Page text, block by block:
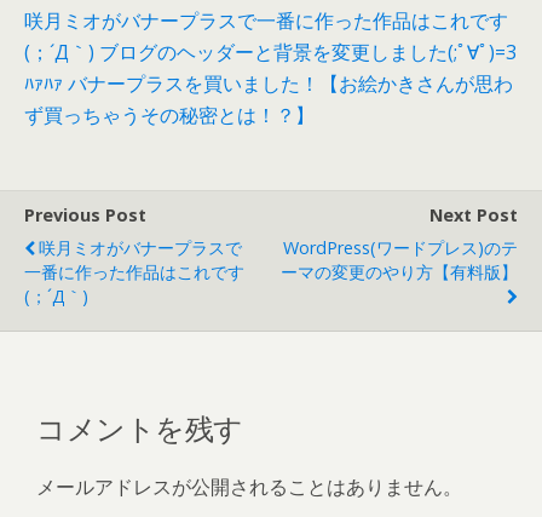
咲月ミオがバナープラスで一番に作った作品はこれです
(；´Д｀) ブログのヘッダーと背景を変更しました(;ﾟ∀ﾟ)=3
ﾊｧﾊｧ バナープラスを買いました！【お絵かきさんが思わ
ず買っちゃうその秘密とは！？】
Previous Post
咲月ミオがバナープラスで
一番に作った作品はこれです
(；´Д｀)
Next Post
WordPress(ワードプレス)のテ
ーマの変更のやり方【有料版】
コメントを残す
メールアドレスが公開されることはありません。